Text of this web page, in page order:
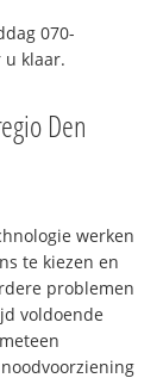
070-
u klaar.
Den
werken
te kiezen en
problemen
voldoende